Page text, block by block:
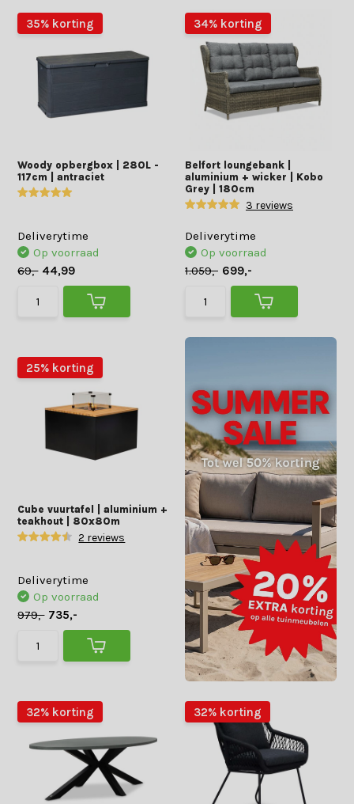
35% korting
Woody opbergbox | 280L -
117cm | antraciet
Deliverytime
Op voorraad
69,- 44,99
34% korting
Belfort loungebank |
aluminium + wicker | Kobo
Grey | 180cm
3 reviews
Deliverytime
Op voorraad
1.059,- 699,-
25% korting
Cube vuurtafel | aluminium +
teakhout | 80x80m
2 reviews
Deliverytime
Op voorraad
979,- 735,-
32% korting 32% korting